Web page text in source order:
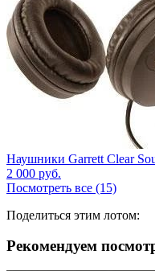
Наушники Garrett Clear
2 000 руб.
Посмотреть все (15)
Поделиться этим лотом:
Рекомендуем